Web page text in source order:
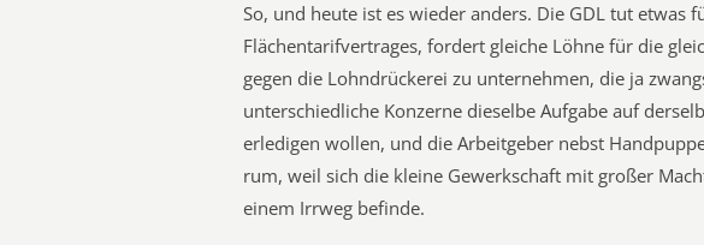
So, und heute ist es wieder anders. Die GDL tut etwas
Flächentarifvertrages, fordert gleiche Löhne für die
gegen die Lohndrückerei zu unternehmen, die ja
unterschiedliche Konzerne dieselbe Aufgabe auf
erledigen wollen, und die Arbeitgeber nebst
rum, weil sich die kleine Gewerkschaft mit großer
einem Irrweg befinde.